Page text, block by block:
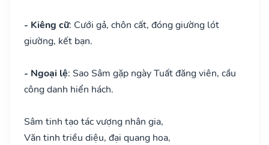
- Kiêng cữ: Cưới gả, chôn cất, đóng giường lót
giường, kết bạn.
- Ngoại lệ: Sao Sâm gặp ngày Tuất đăng viên, cầu
công danh hiển hách.
Sâm tinh tạo tác vượng nhân gia,
Văn tinh triều diệu, đại quang hoa,